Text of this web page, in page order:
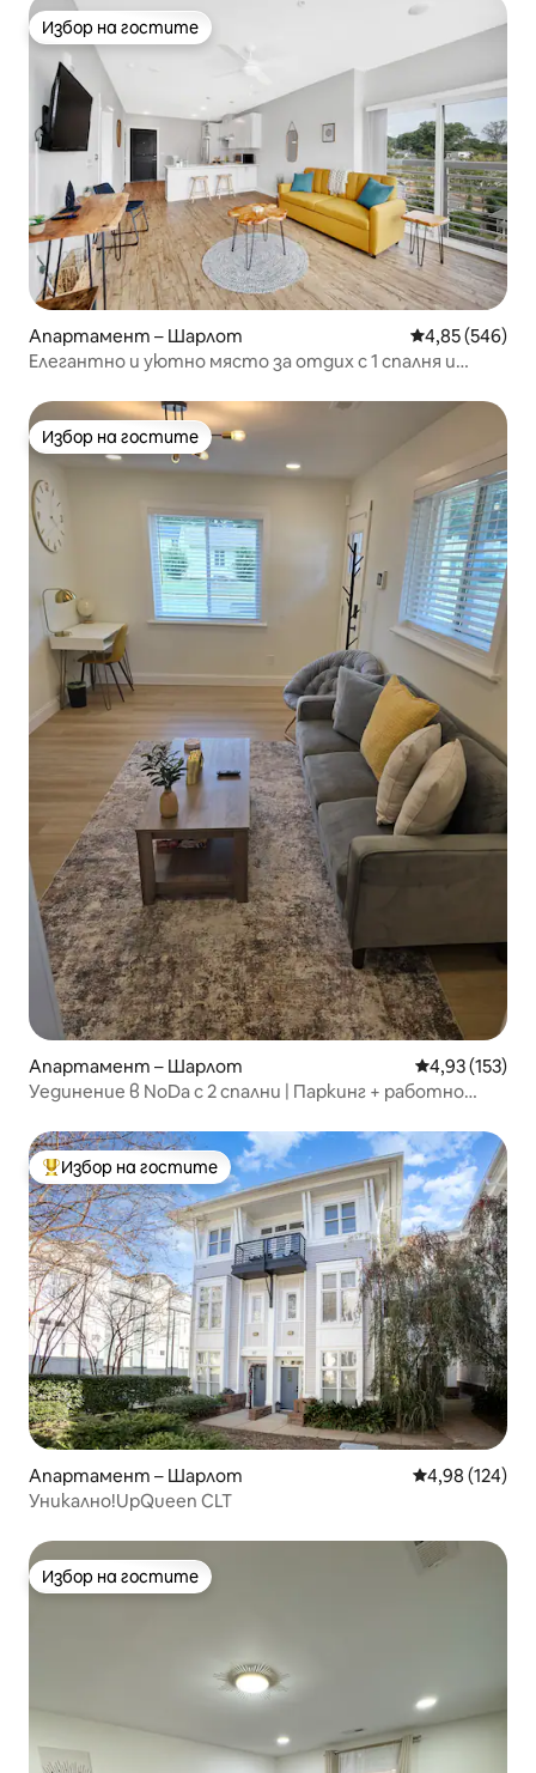
Избор на гостите
Избор на гостите
Апартамент – Шарлот Средна
4,85 (546)
Елегантно и уютно място за отдих с 1 спалня и
Избор на гостите
Избор на гостите
Апартамент – Шарлот Средна
4,93 (153)
Уединение в NoDa с 2 спални | Паркинг + работно
Най-популярен избор на гостите
Избор на гостите
Апартамент – Шарлот Средна
4,98 (124)
Уникално!UpQueen CLT
Избор на гостите
Избор на гостите